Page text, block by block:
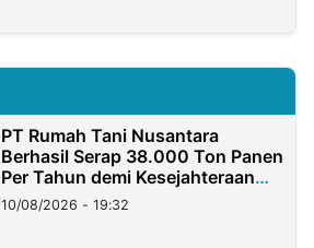
PT Rumah Tani Nusantara
Berhasil Serap 38.000 Ton Panen
Per Tahun demi Kesejahteraan
Petani
10/08/2026 - 19:32